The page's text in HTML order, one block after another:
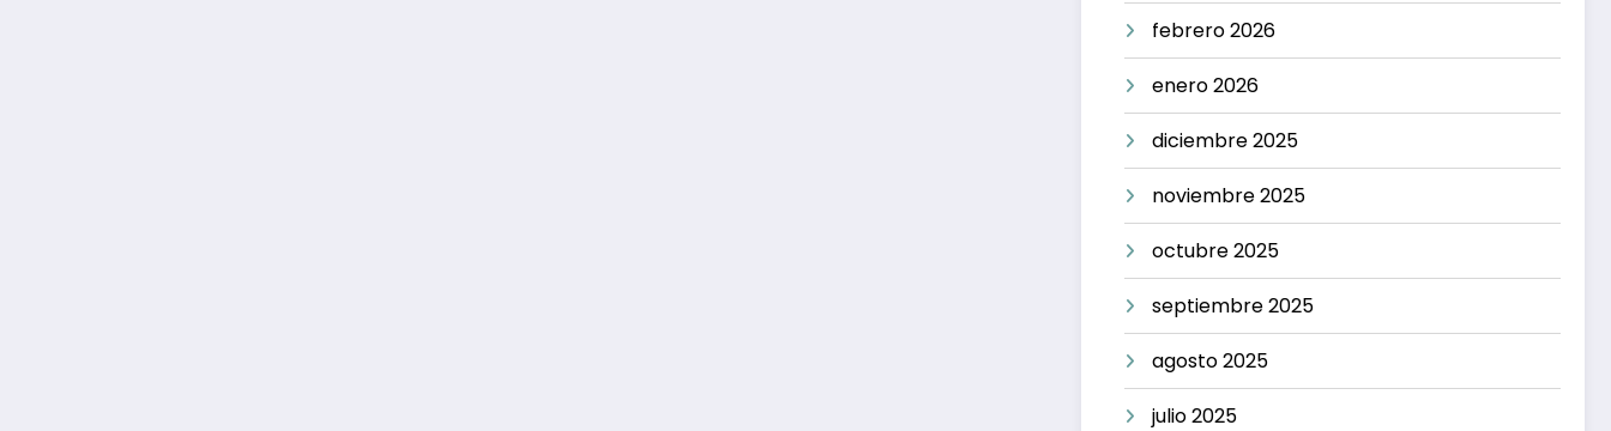
febrero 2026
enero 2026
diciembre 2025
noviembre 2025
octubre 2025
septiembre 2025
agosto 2025
julio 2025